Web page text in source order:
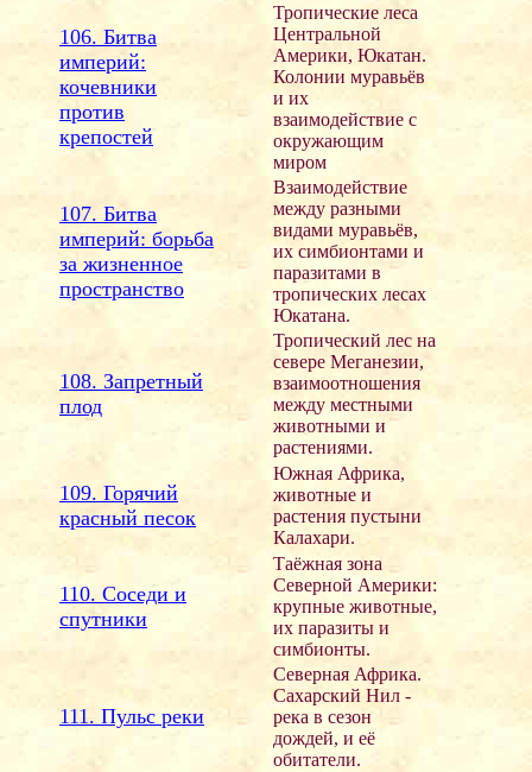
106. Битва
империй:
кочевники
против
крепостей
Тропические леса
Центральной
Америки, Юкатан.
Колонии муравьёв
и их
взаимодействие с
окружающим
миром
107. Битва
империй: борьба
за жизненное
пространство
Взаимодействие
между разными
видами муравьёв,
их симбионтами и
паразитами в
тропических лесах
Юкатана.
108. Запретный
плод
Тропический лес на
севере Меганезии,
взаимоотношения
между местными
животными и
растениями.
109. Горячий
красный песок
Южная Африка,
животные и
растения пустыни
Калахари.
110. Соседи и
спутники
Таёжная зона
Северной Америки:
крупные животные,
их паразиты и
симбионты.
111. Пульс реки
Северная Африка.
Сахарский Нил -
река в сезон
дождей, и её
обитатели.